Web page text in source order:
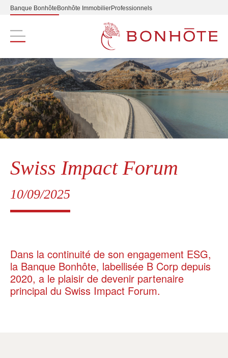
Banque Bonhôte Bonhôte ImmobilierProfessionnels
Navigation principale
Swiss Impact Forum
10/09/2025
Dans la continuité de son engagement ESG,
la Banque Bonhôte, labellisée B Corp depuis
2020, a le plaisir de devenir partenaire
principal du Swiss Impact Forum.